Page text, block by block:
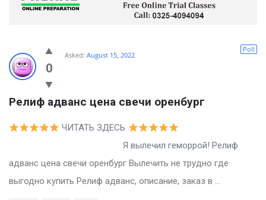
Billion
Essays
Latest
Questions
0
Poll
Asked: August 15, 2022
Релиф адванс цена свечи оренбург
ЧИТАТЬ ЗДЕСЬ
Я вылечил геморрой! Релиф
адванс цена свечи оренбург Вылечить не трудно где
выгодно купить Релиф адванс, описание, заказ в ...